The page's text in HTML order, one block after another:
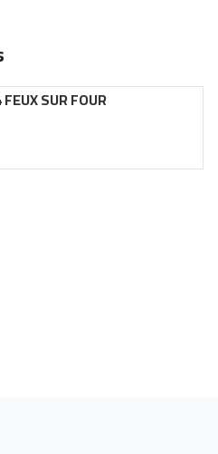
SUR FOUR